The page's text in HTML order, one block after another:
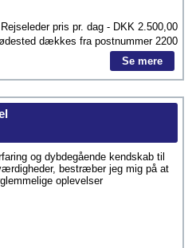
Rejseleder pris pr. dag - DKK 2.500,00
dækkes fra postnummer 2200
Se mere
og dybdegående kendskab til
bestræber jeg mig på at
oplevelser